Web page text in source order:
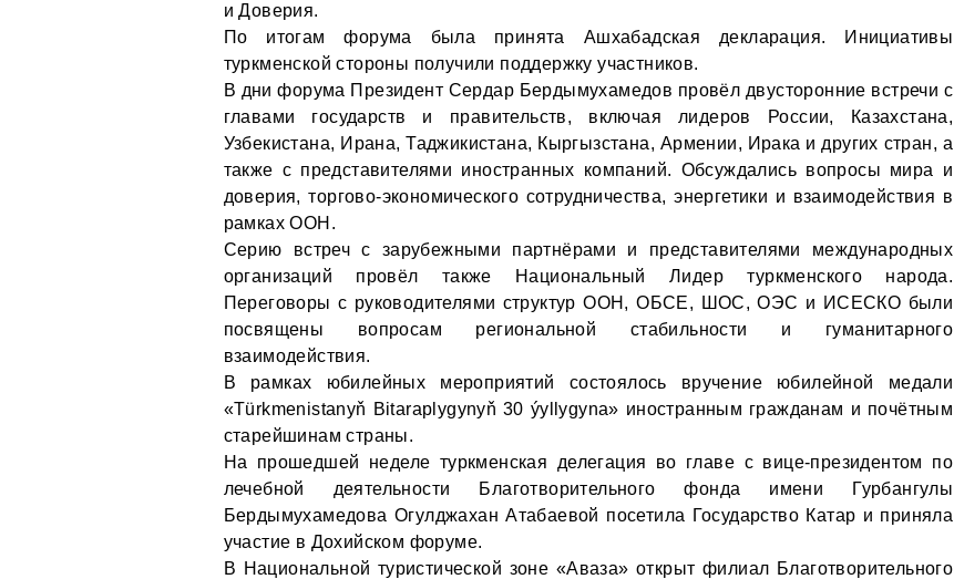
и Доверия.
По итогам форума была принята Ашхабадская декларация. Инициативы
туркменской стороны получили поддержку участников.
В дни форума Президент Сердар Бердымухамедов провёл двусторонние встречи с
главами государств и правительств, включая лидеров России, Казахстана,
Узбекистана, Ирана, Таджикистана, Кыргызстана, Армении, Ирака и других стран, а
также с представителями иностранных компаний. Обсуждались вопросы мира и
доверия, торгово-экономического сотрудничества, энергетики и взаимодействия в
рамках ООН.
Серию встреч с зарубежными партнёрами и представителями международных
организаций провёл также Национальный Лидер туркменского народа.
Переговоры с руководителями структур ООН, ОБСЕ, ШОС, ОЭС и ИСЕСКО были
посвящены вопросам региональной стабильности и гуманитарного
взаимодействия.
В рамках юбилейных мероприятий состоялось вручение юбилейной медали
«Türkmenistanyň Bitaraplygynyň 30 ýyllygyna» иностранным гражданам и почётным
старейшинам страны.
На прошедшей неделе туркменская делегация во главе с вице-президентом по
лечебной деятельности Благотворительного фонда имени Гурбангулы
Бердымухамедова Огулджахан Атабаевой посетила Государство Катар и приняла
участие в Дохийском форуме.
В Национальной туристической зоне «Аваза» открыт филиал Благотворительного